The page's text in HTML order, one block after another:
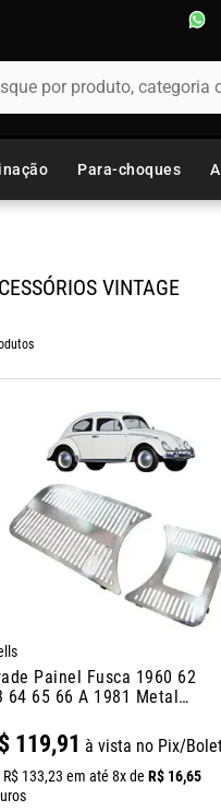
por produto, categoria ou
Para-choques
VINTAGE
Painel Fusca 1960 62
64 65 66 A 1981 Metal
119,91 à vista no Pix/
R$ 133,23 em até 8x de R$ 16,65
BUSCADOS